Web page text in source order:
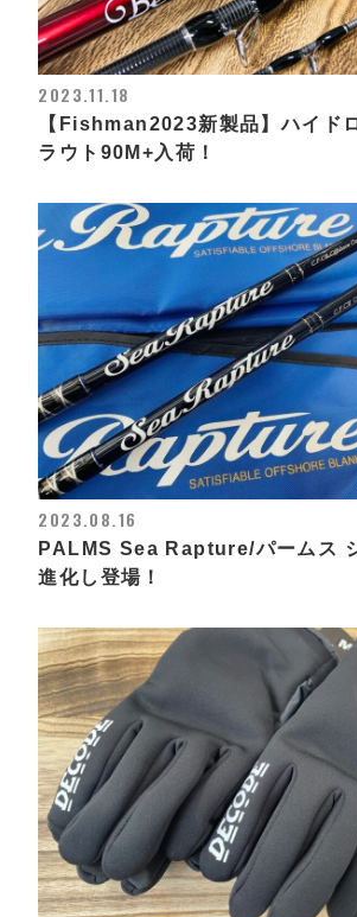
2023.11.18
【Fishman2023新製品】ハイド
ラウト90M+入荷！
2023.08.16
PALMS Sea Rapture/パームス
進化し登場！